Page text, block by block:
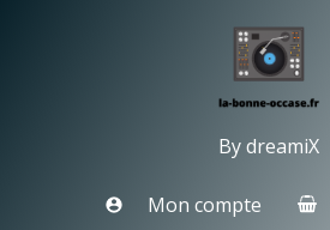
au
contenu
By dreamiX
Mon compte